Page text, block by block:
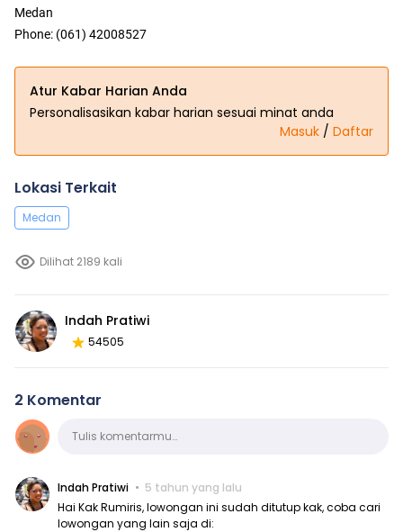
Medan
Phone: (061) 42008527
Atur Kabar Harian Anda
Personalisasikan kabar harian sesuai minat anda
Masuk / Daftar
Lokasi Terkait
Medan
Dilihat 2189 kali
Indah Pratiwi
54505
2 Komentar
KomentarTulis komentarmu…
Indah Pratiwi
5 tahun yang lalu
Hai Kak Rumiris, lowongan ini sudah ditutup kak, coba cari
lowongan yang lain saja di: